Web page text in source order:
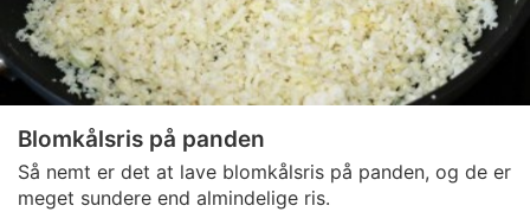
Blomkålsris på panden
Så nemt er det at lave blomkålsris på panden, og de er
meget sundere end almindelige ris.